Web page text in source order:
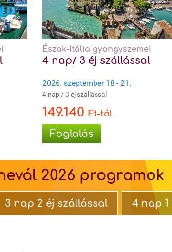
Észak-Itália gyöngyszemei
4 nap/ 3 éj szállással
2026. szeptember 18 - 21.
4 nap / 3 éj szállással
149.140 Ft-tól
Foglalás
2026 programok
3 nap 2 éj szállással 4 nap